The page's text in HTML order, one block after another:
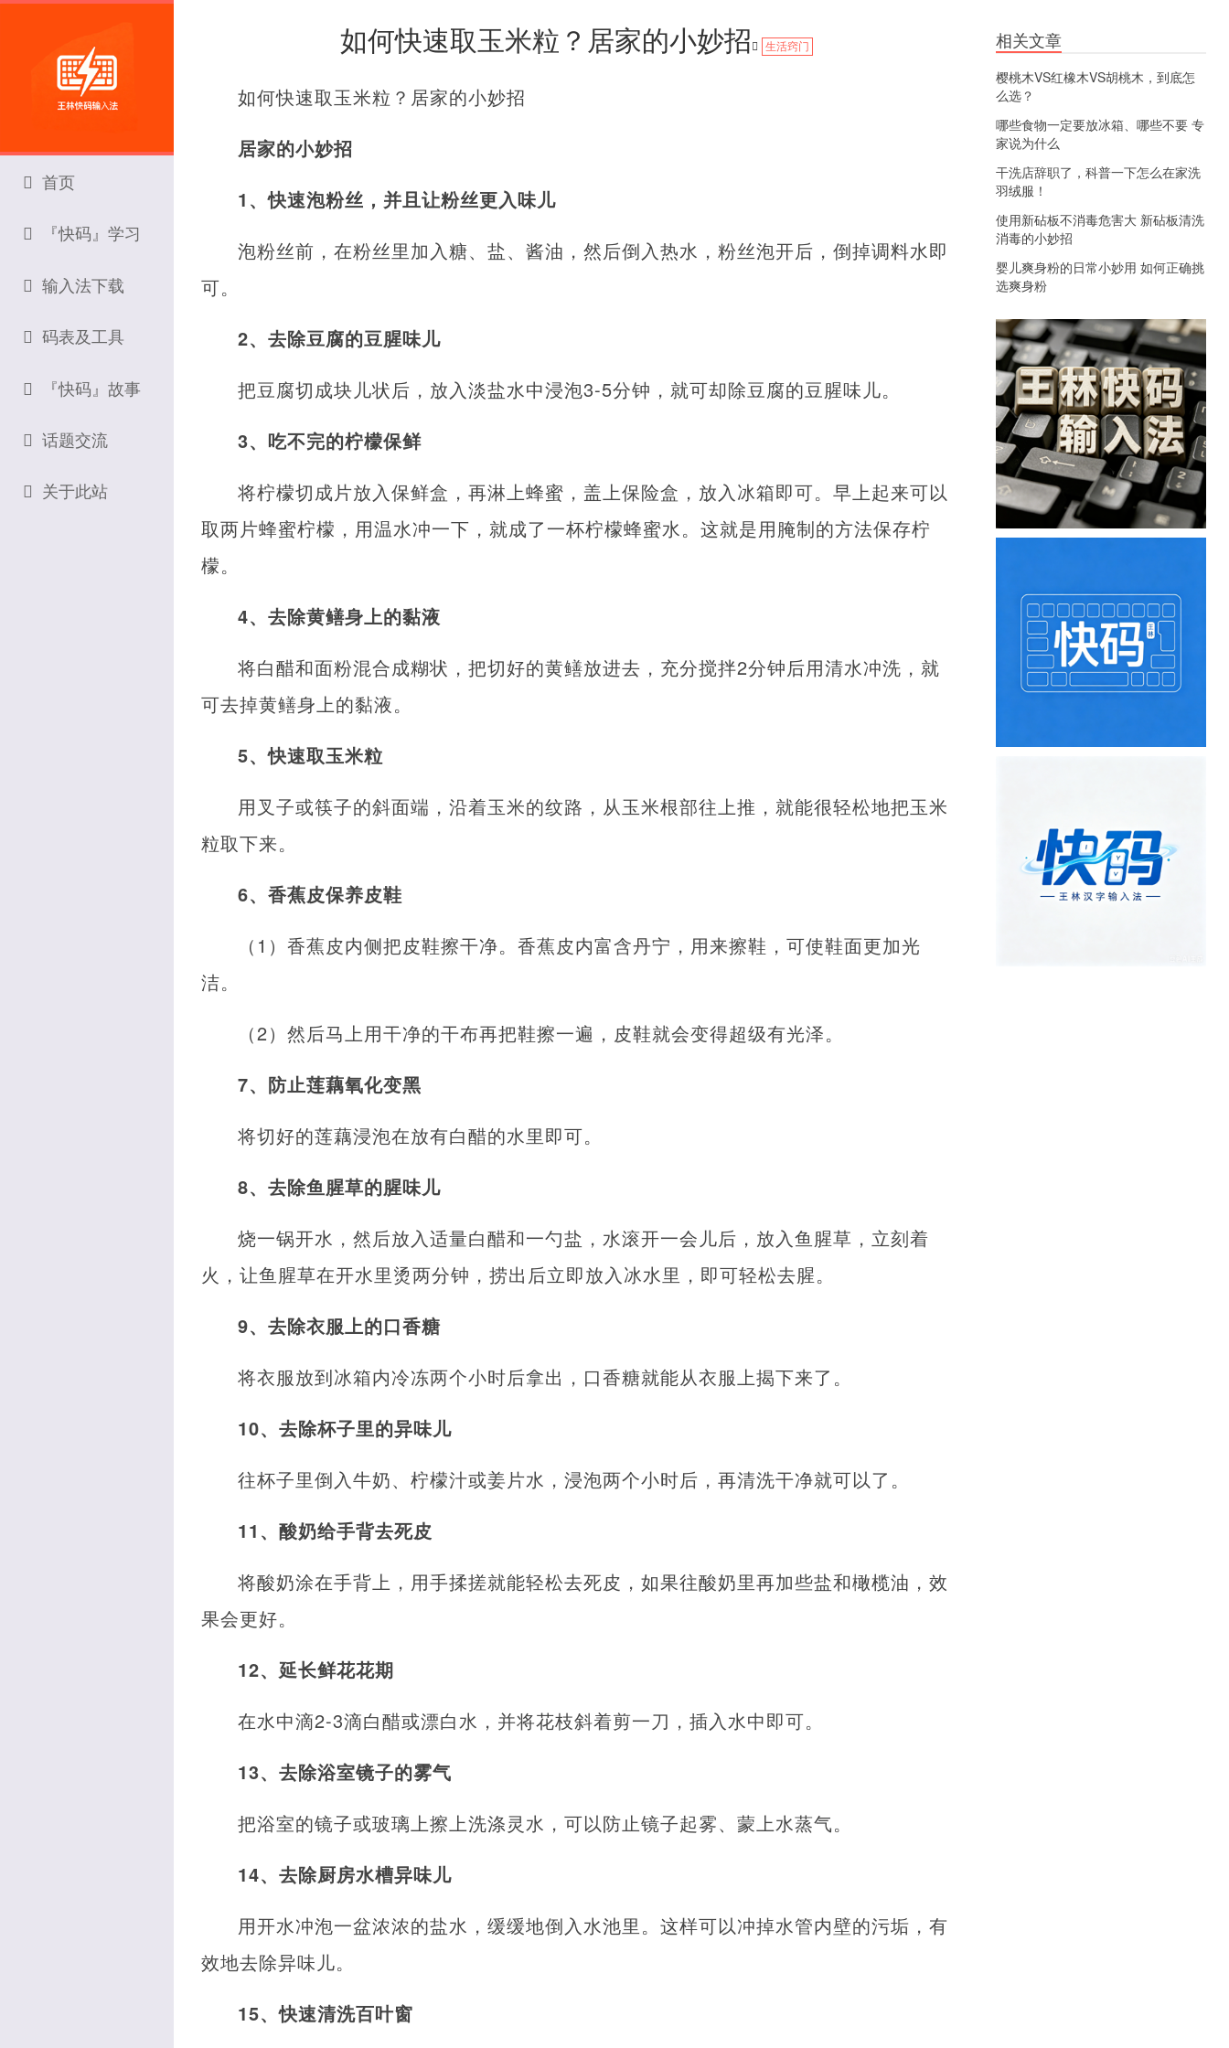
如何快速取玉米粒？居家的小妙招 生活窍门
如何快速取玉米粒？居家的小妙招
居家的小妙招
1、快速泡粉丝，并且让粉丝更入味儿
泡粉丝前，在粉丝里加入糖、盐、酱油，然后倒入热水，粉丝泡开后，倒掉调料水即
可。
2、去除豆腐的豆腥味儿
把豆腐切成块儿状后，放入淡盐水中浸泡3-5分钟，就可却除豆腐的豆腥味儿。
3、吃不完的柠檬保鲜
将柠檬切成片放入保鲜盒，再淋上蜂蜜，盖上保险盒，放入冰箱即可。早上起来可以
取两片蜂蜜柠檬，用温水冲一下，就成了一杯柠檬蜂蜜水。这就是用腌制的方法保存柠
檬。
4、去除黄鳝身上的黏液
将白醋和面粉混合成糊状，把切好的黄鳝放进去，充分搅拌2分钟后用清水冲洗，就
可去掉黄鳝身上的黏液。
5、快速取玉米粒
用叉子或筷子的斜面端，沿着玉米的纹路，从玉米根部往上推，就能很轻松地把玉米
粒取下来。
6、香蕉皮保养皮鞋
（1）香蕉皮内侧把皮鞋擦干净。香蕉皮内富含丹宁，用来擦鞋，可使鞋面更加光
洁。
（2）然后马上用干净的干布再把鞋擦一遍，皮鞋就会变得超级有光泽。
7、防止莲藕氧化变黑
将切好的莲藕浸泡在放有白醋的水里即可。
8、去除鱼腥草的腥味儿
烧一锅开水，然后放入适量白醋和一勺盐，水滚开一会儿后，放入鱼腥草，立刻着
火，让鱼腥草在开水里烫两分钟，捞出后立即放入冰水里，即可轻松去腥。
9、去除衣服上的口香糖
将衣服放到冰箱内冷冻两个小时后拿出，口香糖就能从衣服上揭下来了。
10、去除杯子里的异味儿
往杯子里倒入牛奶、柠檬汁或姜片水，浸泡两个小时后，再清洗干净就可以了。
11、酸奶给手背去死皮
将酸奶涂在手背上，用手揉搓就能轻松去死皮，如果往酸奶里再加些盐和橄榄油，效
果会更好。
12、延长鲜花花期
在水中滴2-3滴白醋或漂白水，并将花枝斜着剪一刀，插入水中即可。
13、去除浴室镜子的雾气
把浴室的镜子或玻璃上擦上洗涤灵水，可以防止镜子起雾、蒙上水蒸气。
14、去除厨房水槽异味儿
用开水冲泡一盆浓浓的盐水，缓缓地倒入水池里。这样可以冲掉水管内壁的污垢，有
效地去除异味儿。
15、快速清洗百叶窗
首页
『快码』学习
输入法下载
码表及工具
『快码』故事
话题交流
关于此站
相关文章
樱桃木VS红橡木VS胡桃木，到底怎
么选？
哪些食物一定要放冰箱、哪些不要 专
家说为什么
干洗店辞职了，科普一下怎么在家洗
羽绒服！
使用新砧板不消毒危害大 新砧板清洗
消毒的小妙招
婴儿爽身粉的日常小妙用 如何正确挑
选爽身粉